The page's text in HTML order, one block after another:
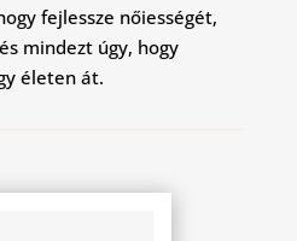
fejlessze nőiességét,
mindezt úgy, hogy
életen át.